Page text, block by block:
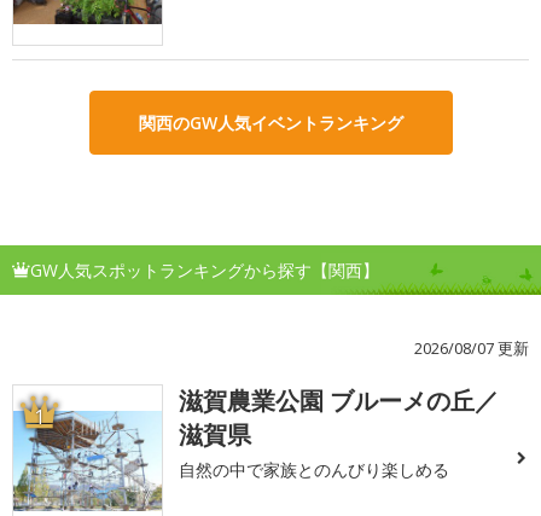
関西のGW人気イベントランキング
GW人気スポットランキングから探す【関西】
2026/08/07 更新
1
滋賀農業公園 ブルーメの丘／
滋賀県
自然の中で家族とのんびり楽しめる